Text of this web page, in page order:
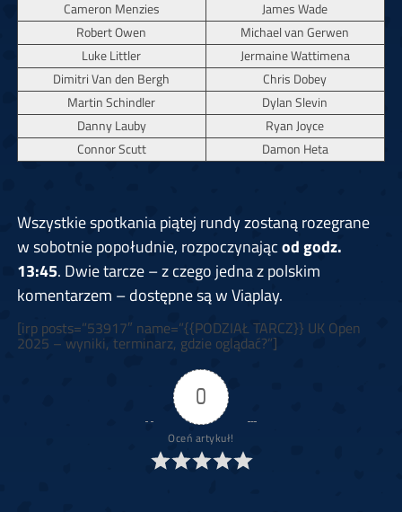
Cameron Menzies
James Wade
Robert Owen
Michael van Gerwen
Luke Littler
Jermaine Wattimena
Dimitri Van den Bergh
Chris Dobey
Martin Schindler
Dylan Slevin
Danny Lauby
Ryan Joyce
Connor Scutt
Damon Heta
Wszystkie spotkania piątej rundy zostaną rozegrane
w sobotnie popołudnie, rozpoczynającod godz.
13:45. Dwie tarcze – z czego jedna z polskim
komentarzem – dostępne są w Viaplay.
[irp posts=”53917″ name=”{{PODZIAŁ TARCZ}} UK Open
2025 – wyniki, terminarz, gdzie oglądać?”]
0
Oceń artykuł!